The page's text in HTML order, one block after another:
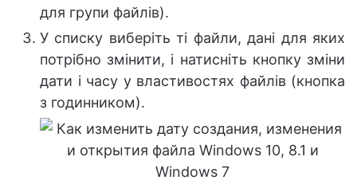
для групи файлів).
У списку виберіть ті файли, дані для яких
потрібно змінити, і натисніть кнопку зміни
дати і часу у властивостях файлів (кнопка
з годинником).